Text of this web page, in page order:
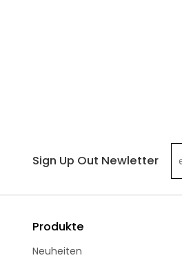
Sign Up Out Newletter
Produkte
Neuheiten